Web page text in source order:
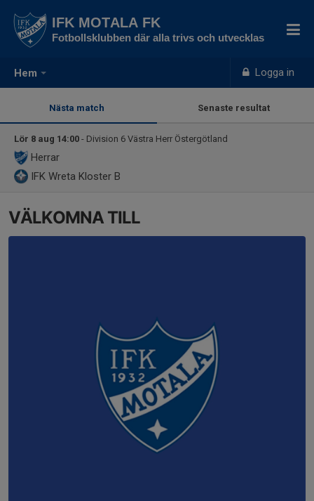
Hem Logga in
IFK MOTALA FK
Fotbollsklubben där alla trivs och utvecklas
Nästa match Senaste resultat
Lör 8 aug 14:00 - Division 6 Västra Herr Östergötland
Herrar
IFK Wreta Kloster B
VÄLKOMNA TILL